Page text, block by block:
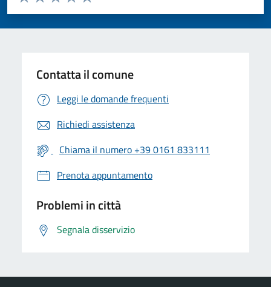
Valuta 5 stelle su 5
Valuta 4 stelle su 5
Valuta 3 stelle su 5
Valuta 2 stelle su 5
Valuta 1 stelle su 5
Contatta il comune
Leggi le domande frequenti
Richiedi assistenza
Chiama il numero +39 0161 833111
Prenota appuntamento
Problemi in città
Segnala disservizio